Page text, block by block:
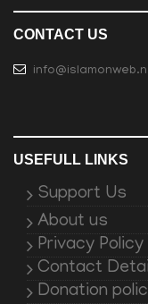
CONTACT US
USEFULL LINKS
Support Us
About us
Privacy Policy
Contact
Donation